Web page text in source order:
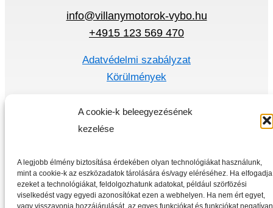
A cookie-k beleegyezésének
kezelése
A legjobb élmény biztosítása érdekében olyan technológiákat használunk,
mint a cookie-k az eszközadatok tárolására és/vagy eléréséhez. Ha elfogadja
ezeket a technológiákat, feldolgozhatunk adatokat, például szörfözési
viselkedést vagy egyedi azonosítókat ezen a webhelyen. Ha nem ért egyet,
vagy visszavonja hozzájárulását, az egyes funkciókat és funkciókat negatívan
info@villanymotorok-vybo.hu
+4915 123 569 470
Adatvédelmi szabályzat
Körülmények
Villanymotorok
Otthon
Üzlet